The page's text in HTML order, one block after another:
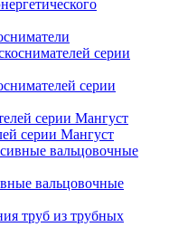
серии
серии Мангуст
вальцовочные